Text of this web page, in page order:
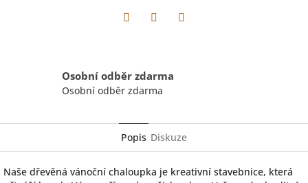
Osobní odběr zdarma
Osobní odběr zdarma
Popis Diskuze
Naše dřevěná vánoční chaloupka je kreativní stavebnice, která